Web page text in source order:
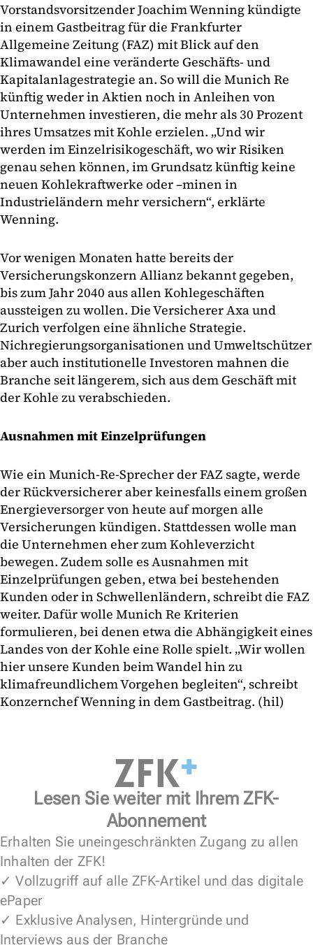
Vorstandsvorsitzender Joachim Wenning kündigte
in einem Gastbeitrag für die Frankfurter
Allgemeine Zeitung (FAZ) mit Blick auf den
Klimawandel eine veränderte Geschäfts- und
Kapitalanlagestrategie an. So will die Munich Re
künftig weder in Aktien noch in Anleihen von
Unternehmen investieren, die mehr als 30 Prozent
ihres Umsatzes mit Kohle erzielen. „Und wir
werden im Einzelrisikogeschäft, wo wir Risiken
genau sehen können, im Grundsatz künftig keine
neuen Kohlekraftwerke oder –minen in
Industrieländern mehr versichern“, erklärte
Wenning.
Vor wenigen Monaten hatte bereits der
Versicherungskonzern Allianz bekannt gegeben,
bis zum Jahr 2040 aus allen Kohlegeschäften
aussteigen zu wollen. Die Versicherer Axa und
Zurich verfolgen eine ähnliche Strategie.
Nichregierungsorganisationen und Umweltschützer
aber auch institutionelle Investoren mahnen die
Branche seit längerem, sich aus dem Geschäft mit
der Kohle zu verabschieden.
Ausnahmen mit Einzelprüfungen
Wie ein Munich-Re-Sprecher der FAZ sagte, werde
der Rückversicherer aber keinesfalls einem großen
Energieversorger von heute auf morgen alle
Versicherungen kündigen. Stattdessen wolle man
die Unternehmen eher zum Kohleverzicht
bewegen. Zudem solle es Ausnahmen mit
Einzelprüfungen geben, etwa bei bestehenden
Kunden oder in Schwellenländern, schreibt die FAZ
weiter. Dafür wolle Munich Re Kriterien
formulieren, bei denen etwa die Abhängigkeit eines
Landes von der Kohle eine Rolle spielt. „Wir wollen
hier unsere Kunden beim Wandel hin zu
klimafreundlichem Vorgehen begleiten“, schreibt
Konzernchef Wenning in dem Gastbeitrag. (hil)
Lesen Sie weiter mit Ihrem ZFK-
Abonnement
Erhalten Sie uneingeschränkten Zugang zu allen
Inhalten der ZFK!
✓ Vollzugriff auf alle ZFK-Artikel und das digitale
ePaper
✓ Exklusive Analysen, Hintergründe und
Interviews aus der Branche